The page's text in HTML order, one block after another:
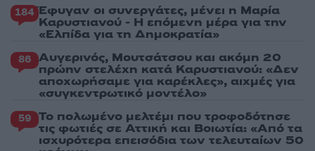
184 Έφυγαν οι συνεργάτες, μένει η Μαρία
Καρυστιανού - Η επόμενη μέρα για την
«Ελπίδα για τη Δημοκρατία»
86 Αυγερινός, Μουτσάτσου και ακόμη 20
πρώην στελέχη κατά Καρυστιανού: «Δεν
αποχωρήσαμε για καρέκλες», αιχμές για
«συγκεντρωτικό μοντέλο»
59 Το πολωμένο μελτέμι που τροφοδότησε
τις φωτιές σε Αττική και Βοιωτία: «Από τα
ισχυρότερα επεισόδια των τελευταίων 50